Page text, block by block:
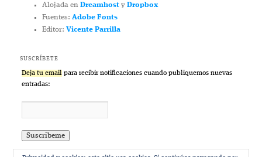
Alojada en Dreamhosty Dropbox
Fuentes: Adobe Fonts
Editor: Vicente Parrilla
SUSCRÍBETE
Deja tu email para recibir notificaciones cuando publiquemos nuevas
entradas: